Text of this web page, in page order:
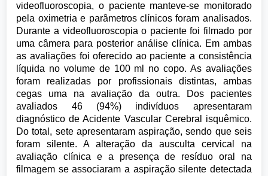
videofluoroscopia, o paciente manteve-se monitorado
pela oximetria e parâmetros clínicos foram analisados.
Durante a videofluoroscopia o paciente foi filmado por
uma câmera para posterior análise clínica. Em ambas
as avaliações foi oferecido ao paciente a consistência
líquida no volume de 100 ml no copo. As avaliações
foram realizadas por profissionais distintas, ambas
cegas uma na avaliação da outra. Dos pacientes
avaliados 46 (94%) indivíduos apresentaram
diagnóstico de Acidente Vascular Cerebral isquêmico.
Do total, sete apresentaram aspiração, sendo que seis
foram silente. A alteração da ausculta cervical na
avaliação clínica e a presença de resíduo oral na
filmagem se associaram a aspiração silente detectada